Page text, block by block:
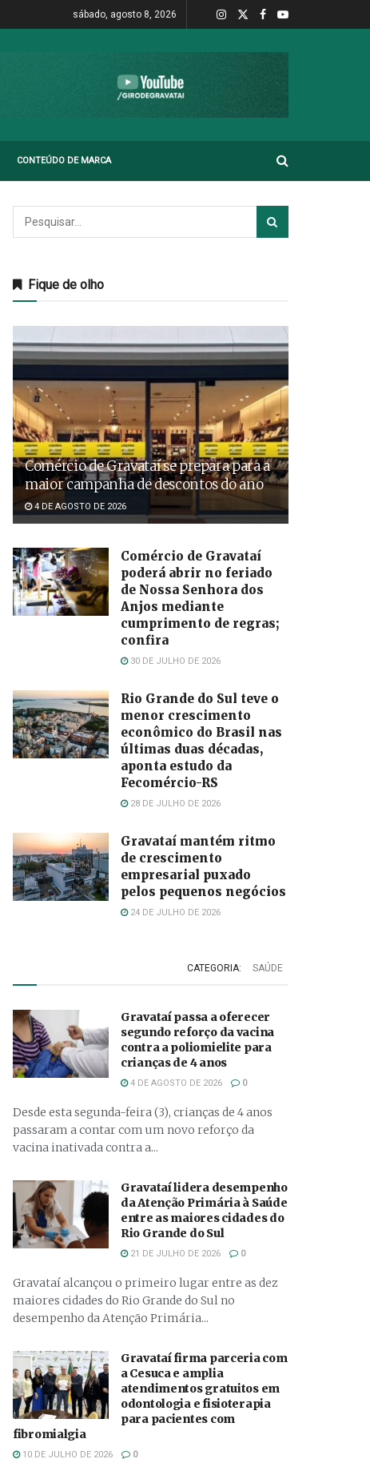
sábado, agosto 8, 2026
CONTEÚDO DE MARCA
Fique de olho
Comércio de Gravataí se prepara para a
maior campanha de descontos do ano
4 DE AGOSTO DE 2026
Comércio de Gravataí
poderá abrir no feriado
de Nossa Senhora dos
Anjos mediante
cumprimento de regras;
confira
30 DE JULHO DE 2026
Rio Grande do Sul teve o
menor crescimento
econômico do Brasil nas
últimas duas décadas,
aponta estudo da
Fecomércio-RS
28 DE JULHO DE 2026
Gravataí mantém ritmo
de crescimento
empresarial puxado
pelos pequenos negócios
24 DE JULHO DE 2026
CATEGORIA: SAÚDE
Gravataí passa a oferecer
segundo reforço da vacina
contra a poliomielite para
crianças de 4 anos
4 DE AGOSTO DE 2026 0
Desde esta segunda-feira (3), crianças de 4 anos
passaram a contar com um novo reforço da
vacina inativada contra a...
Gravataí lidera desempenho
da Atenção Primária à Saúde
entre as maiores cidades do
Rio Grande do Sul
21 DE JULHO DE 2026 0
Gravataí alcançou o primeiro lugar entre as dez
maiores cidades do Rio Grande do Sul no
desempenho da Atenção Primária...
Gravataí firma parceria com
a Cesuca e amplia
atendimentos gratuitos em
odontologia e fisioterapia
para pacientes com
fibromialgia
10 DE JULHO DE 2026 0